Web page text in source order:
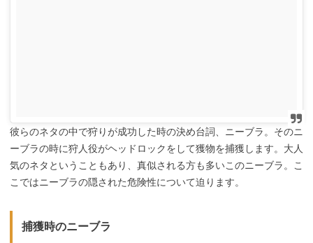
彼らのネタの中で狩りが成功した時の決め台詞、ニーブラ。そのニ
ーブラの時に狩人役がヘッドロックをして獲物を捕獲します。大人
気のネタということもあり、真似される方も多いこのニーブラ。こ
こではニーブラの隠された危険性について迫ります。
捕獲時のニーブラ